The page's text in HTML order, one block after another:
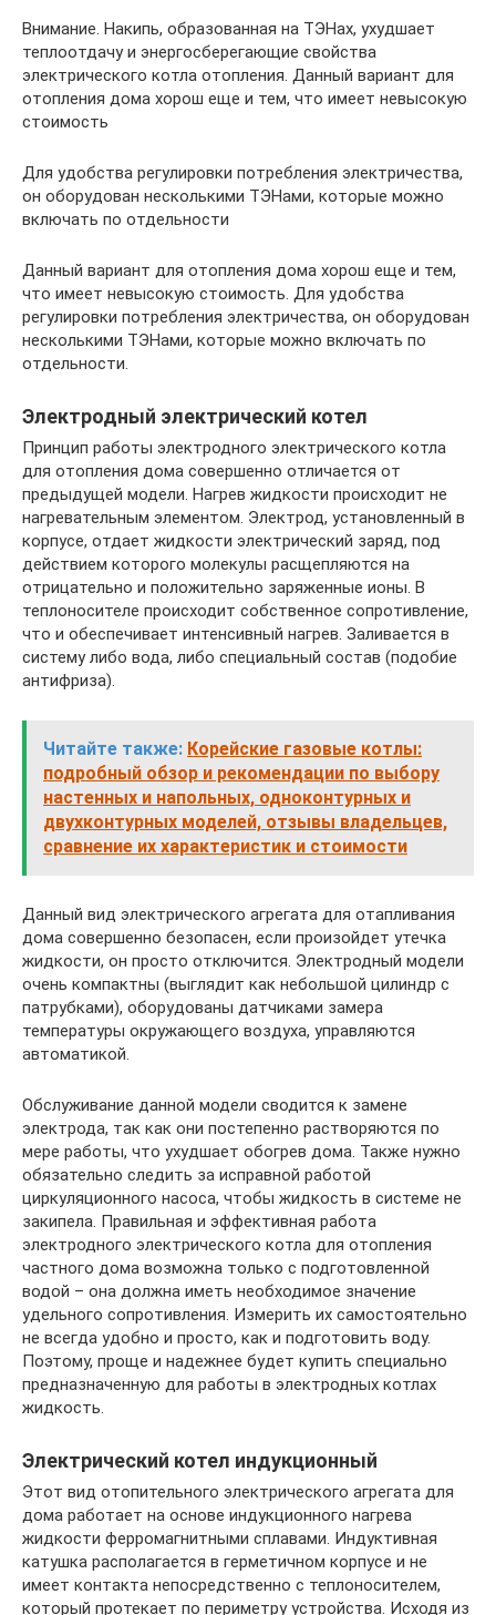
Внимание. Накипь, образованная на ТЭНах, ухудшает
теплоотдачу и энергосберегающие свойства
электрического котла отопления. Данный вариант для
отопления дома хорош еще и тем, что имеет невысокую
стоимость
Для удобства регулировки потребления электричества,
он оборудован несколькими ТЭНами, которые можно
включать по отдельности
Данный вариант для отопления дома хорош еще и тем,
что имеет невысокую стоимость. Для удобства
регулировки потребления электричества, он оборудован
несколькими ТЭНами, которые можно включать по
отдельности.
Электродный электрический котел
Принцип работы электродного электрического котла
для отопления дома совершенно отличается от
предыдущей модели. Нагрев жидкости происходит не
нагревательным элементом. Электрод, установленный в
корпусе, отдает жидкости электрический заряд, под
действием которого молекулы расщепляются на
отрицательно и положительно заряженные ионы. В
теплоносителе происходит собственное сопротивление,
что и обеспечивает интенсивный нагрев. Заливается в
систему либо вода, либо специальный состав (подобие
антифриза).
Читайте также: Корейские газовые котлы:
подробный обзор и рекомендации по выбору
настенных и напольных, одноконтурных и
двухконтурных моделей, отзывы владельцев,
сравнение их характеристик и стоимости
Данный вид электрического агрегата для отапливания
дома совершенно безопасен, если произойдет утечка
жидкости, он просто отключится. Электродный модели
очень компактны (выглядит как небольшой цилиндр с
патрубками), оборудованы датчиками замера
температуры окружающего воздуха, управляются
автоматикой.
Обслуживание данной модели сводится к замене
электрода, так как они постепенно растворяются по
мере работы, что ухудшает обогрев дома. Также нужно
обязательно следить за исправной работой
циркуляционного насоса, чтобы жидкость в системе не
закипела. Правильная и эффективная работа
электродного электрического котла для отопления
частного дома возможна только с подготовленной
водой – она должна иметь необходимое значение
удельного сопротивления. Измерить их самостоятельно
не всегда удобно и просто, как и подготовить воду.
Поэтому, проще и надежнее будет купить специально
предназначенную для работы в электродных котлах
жидкость.
Электрический котел индукционный
Этот вид отопительного электрического агрегата для
дома работает на основе индукционного нагрева
жидкости ферромагнитными сплавами. Индуктивная
катушка располагается в герметичном корпусе и не
имеет контакта непосредственно с теплоносителем,
который протекает по периметру устройства. Исходя из